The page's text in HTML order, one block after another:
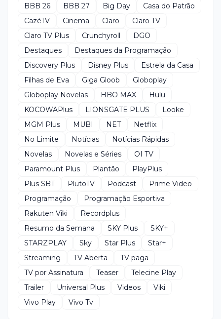
BBB 26
BBB 27 Big Day
Casa do Patrão
CazéTV
Cinema Claro
Claro TV
Claro TV Plus
Crunchyroll
DGO
Destaques
Destaques da Programação
Discovery Plus
Disney Plus
Estrela da Casa
Filhas de Eva
Giga Gloob
Globoplay
Globoplay Novelas
HBO MAX
Hulu
KOCOWAPlus
LIONSGATE PLUS
Looke
MGM Plus
MUBI NET
Netflix
No Limite
Notícias
Notícias Rápidas
Novelas
Novelas e Séries
OI TV
Paramount Plus
Plantão
PlayPlus
Plus SBT
PlutoTV Podcast
Prime Video
Programação
Programação Esportiva
Rakuten Viki
Recordplus
Resumo da Semana
SKY Plus
SKY+
STARZPLAY
Sky Star Plus
Star+
Streaming
TV Aberta
TV paga
TV por Assinatura
Teaser
Telecine Play
Trailer
Universal Plus Videos
Viki
Vivo Play
Vivo Tv